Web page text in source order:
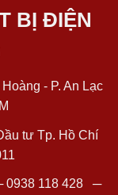
BỊ ĐIỆN
- P. An Lạc
tư Tp. Hồ Chí
0938 118 428─